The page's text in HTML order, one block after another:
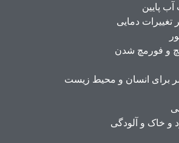
پایین
تغییرات دمایی
و فورمچ شدن
برای انسان و محیط زیست
و خاک و آلودگی